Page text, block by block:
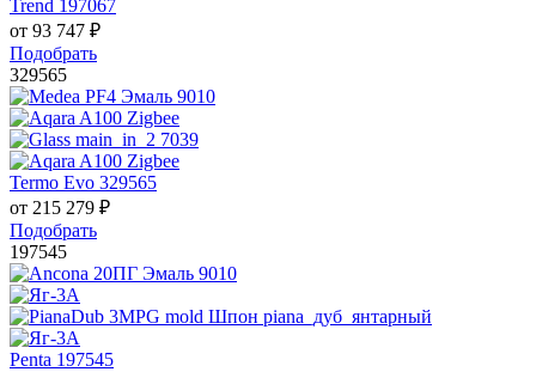
Trend 197067
от 93 747 ₽
Подобрать
329565
Termo Evo 329565
от 215 279 ₽
Подобрать
197545
Penta 197545